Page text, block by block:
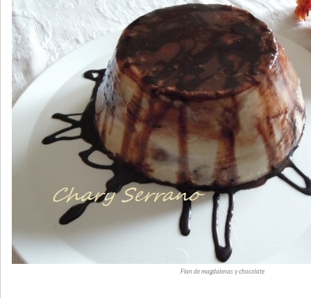
Flan de magdalenas y chocolate